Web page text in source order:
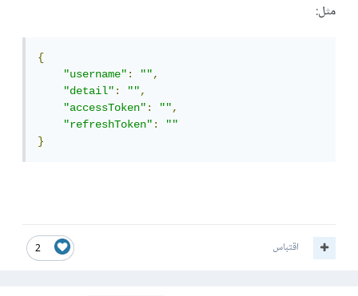
مثل:
{
"username": "",
"detail": "",
"accessToken": "",
"refreshToken":
""
}
2 اقتباس